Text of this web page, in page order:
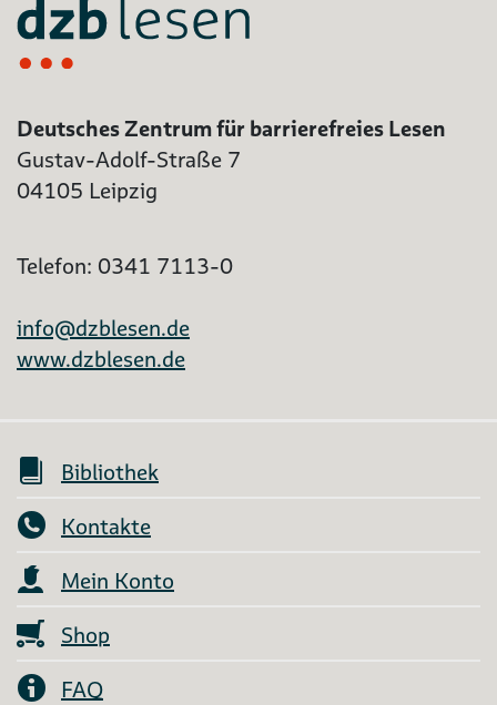
Deutsches Zentrum für barrierefreies Lesen
Gustav-Adolf-Straße 7
04105 Leipzig
Telefon: 0341 7113-0
info@dzblesen.de
www.dzblesen.de
Bibliothek
Kontakte
Mein Konto
Shop
FAQ